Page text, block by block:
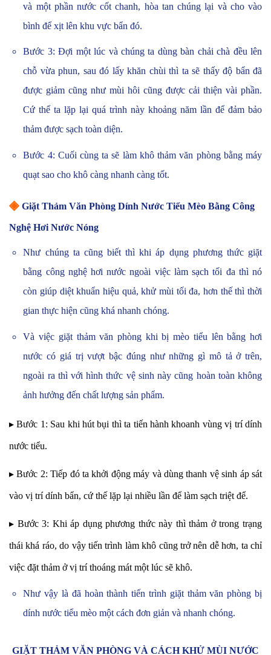
và một phần nước cốt chanh, hòa tan chúng lại và cho vào
bình để xịt lên khu vực bẩn đó.
Bước 3: Đợi một lúc và chúng ta dùng bàn chải chà đều lên
chỗ vừa phun, sau đó lấy khăn chùi thì ta sẽ thấy độ bẩn đã
được giảm cũng như mùi hôi cũng được cải thiện vài phần.
Cứ thế ta lặp lại quá trình này khoảng năm lần để đảm bảo
thảm được sạch toàn diện.
Bước 4: Cuối cùng ta sẽ làm khô thảm văn phòng bằng máy
quạt sao cho khô càng nhanh càng tốt.
◈ Giặt Thảm Văn Phòng Dính Nước Tiểu Mèo Bằng Công
Nghệ Hơi Nước Nóng
Như chúng ta cũng biết thì khi áp dụng phương thức giặt
bằng công nghệ hơi nước ngoài việc làm sạch tối đa thì nó
còn giúp diệt khuẩn hiệu quả, khử mùi tối đa, hơn thế thì thời
gian thực hiện cũng khá nhanh chóng.
Và việc giặt thảm văn phòng khi bị mèo tiểu lên bằng hơi
nước có giá trị vượt bậc đúng như những gì mô tả ở trên,
ngoài ra thì với hình thức vệ sinh này cũng hoàn toàn không
ảnh hưởng đến chất lượng sản phẩm.
▸ Bước 1: Sau khi hút bụi thì ta tiến hành khoanh vùng vị trí dính
nước tiểu.
▸ Bước 2: Tiếp đó ta khởi động máy và dùng thanh vệ sinh áp sát
vào vị trí dính bẩn, cứ thế lặp lại nhiều lần để làm sạch triệt để.
▸ Bước 3: Khi áp dụng phương thức này thì thảm ở trong trạng
thái khá ráo, do vậy tiến trình làm khô cũng trở nên dễ hơn, ta chỉ
việc đặt thảm ở vị trí thoáng mát một lúc sẽ khô.
Như vậy là đã hoàn thành tiến trình giặt thảm văn phòng bị
dính nước tiểu mèo một cách đơn giản và nhanh chóng.
GIẶT THẢM VĂN PHÒNG VÀ CÁCH KHỬ MÙI NƯỚC